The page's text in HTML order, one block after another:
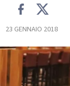
23 GENNAIO 2018